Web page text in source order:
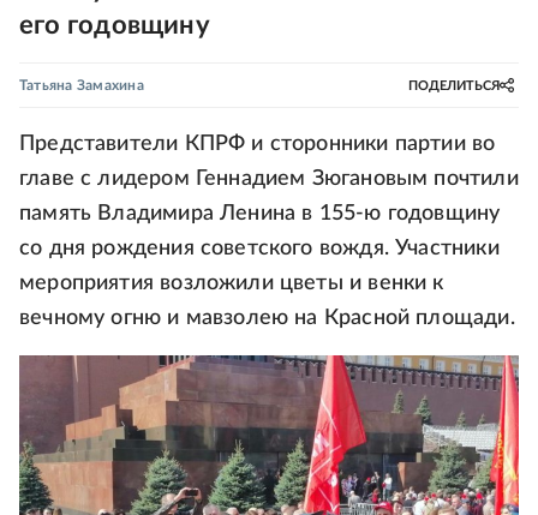
его годовщину
Татьяна Замахина ПОДЕЛИТЬСЯ
Представители КПРФ и сторонники партии во
главе с лидером Геннадием Зюгановым почтили
память Владимира Ленина в 155-ю годовщину
со дня рождения советского вождя. Участники
мероприятия возложили цветы и венки к
вечному огню и мавзолею на Красной площади.